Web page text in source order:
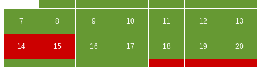
7 8 9 10 11 12 13
14 15 16 17 18 19 20